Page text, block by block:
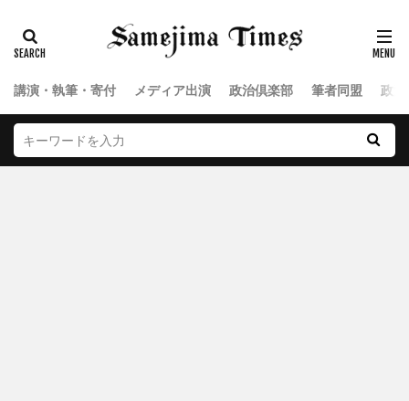
講演・執筆・寄付 メディア出演 政治倶楽部 筆者同盟 政